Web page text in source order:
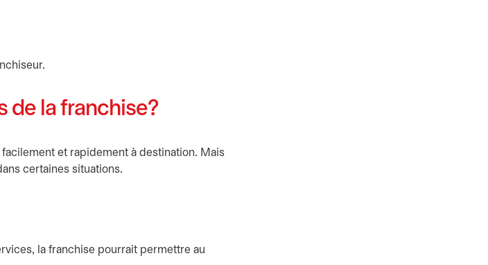
de la franchise?
facilement et rapidement à destination. Mais
certaines situations.
la franchise pourrait permettre au